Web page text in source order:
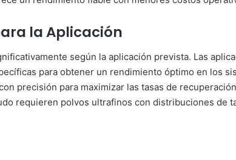
la Aplicación
según la aplicación prevista. Las
para obtener un rendimiento óptimo en los
precisión para maximizar las tasas de
requieren polvos ultrafinos con distribuciones de